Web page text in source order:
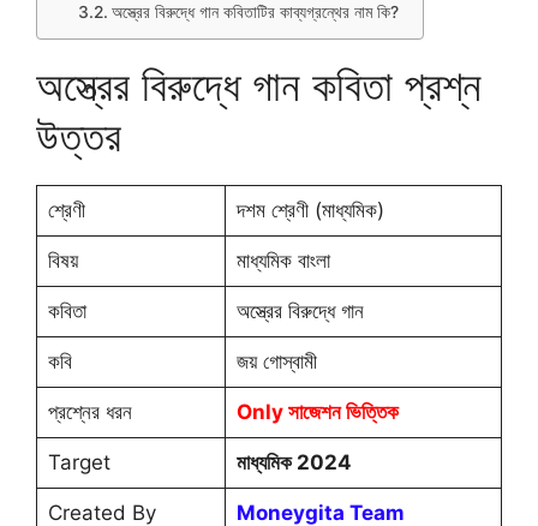
অস্ত্রের বিরুদ্ধে গান কবিতাটির কাব্যগ্রন্থের নাম কি?
অস্ত্রের বিরুদ্ধে গান কবিতা প্রশ্ন
উত্তর
শ্রেণী দশম শ্রেণী (মাধ্যমিক)
বিষয় মাধ্যমিক বাংলা
কবিতা অস্ত্রের বিরুদ্ধে গান
কবি জয় গোস্বামী
প্রশ্নের ধরন Only সাজেশন ভিত্তিক
Target মাধ্যমিক 2024
Created By Moneygita Team